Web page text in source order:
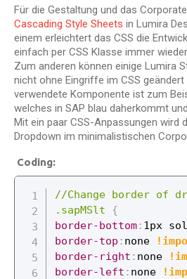
Für die Gestaltung und das
Cascading Style Sheets in Lumira
einem erleichtert das CSS die
einfach per CSS Klasse immer
Zum anderen können einige Lumira
nicht ohne Eingriffe im CSS
verwendete Komponente ist zum
welches in SAP blau daherkommt
Mit ein paar CSS-Anpassungen wird
Dropdown im minimalistischen
Coding:
//Change border of
.sapMSlt
{
border-bottom: 1px
border-top : none
border-right : none
border-left : none